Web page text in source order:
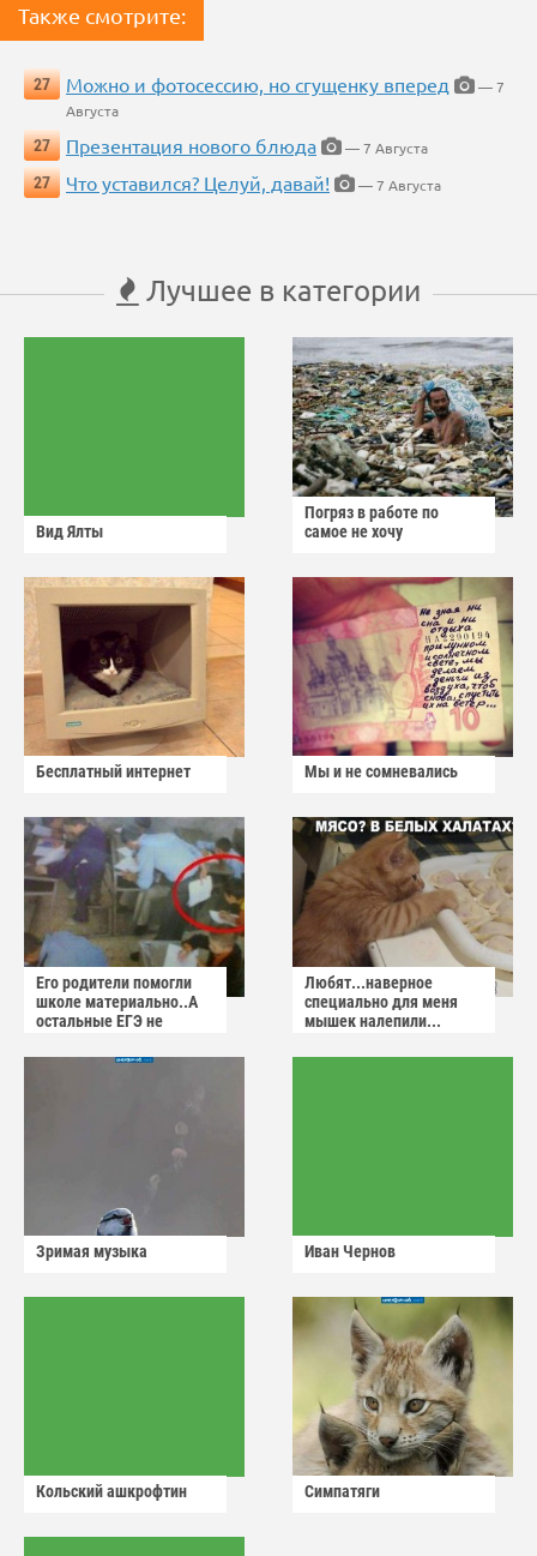
Также смотрите:
27 Можно и фотосессию, но сгущенку вперед
— 7
Августа
27
Презентация нового блюда
— 7 Августа
27
Что уставился? Целуй, давай! — 7 Августа
Лучшее в категории
Вид Ялты
Погряз в работе по
самое не хочу
Бесплатный интернет Мы и не сомневались
Его родители помогли
школе материально..А
остальные ЕГЭ не
Любят...наверное
специально для меня
мышек налепили...
Зримая музыка Иван Чернов
Кольский ашкрофтин Симпатяги